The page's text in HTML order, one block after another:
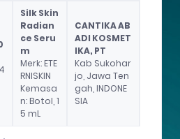
Nama
Produk
Silk Skin
Radian
ce Seru
m
Merk: ETE
RNISKIN
Kemasa
n: Botol, 1
5 mL
CANTIKA AB
ADI KOSMET
IKA, PT
Kab Sukohar
jo, Jawa Ten
gah, INDONE
SIA